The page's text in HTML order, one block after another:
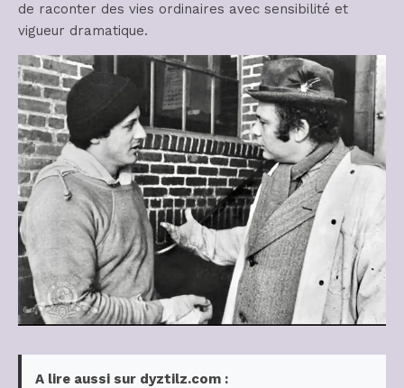
de raconter des vies ordinaires avec sensibilité et
vigueur dramatique.
A lire aussi sur dyztilz.com :